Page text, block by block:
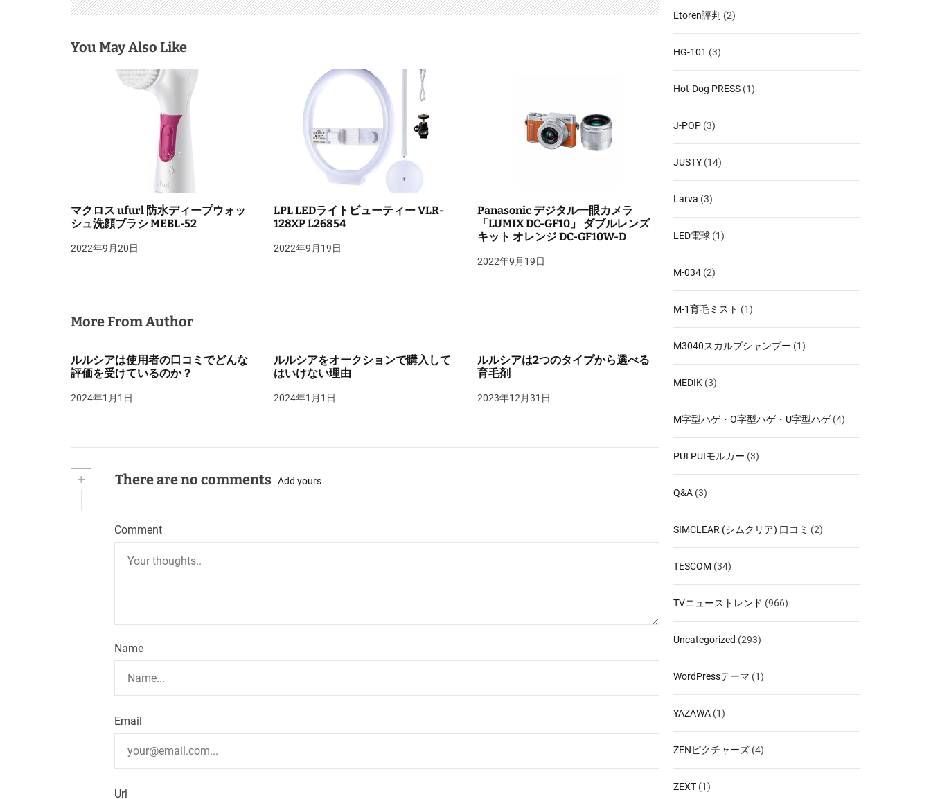
ン
You May Also Like
マクロス ufurl 防水ディープウォッ
シュ洗顔ブラシ MEBL-52
2022年9月20日
LPL LEDライトビューティー VLR-
128XP L26854
2022年9月19日
Panasonic デジタル一眼カメラ
「LUMIX DC-GF10」 ダブルレンズ
キット オレンジ DC-GF10W-D
2022年9月19日
More From Author
ルルシアは使用者の口コミでどんな
評価を受けているのか？
2024年1月1日
ルルシアをオークションで購入して
はいけない理由
2024年1月1日
ルルシアは2つのタイプから選べる
育毛剤
2023年12月31日
+ There are no comments Add yours
Comment
Name
Email
Url
Etoren評判 (2)
HG-101 (3)
Hot-Dog PRESS (1)
J-POP (3)
JUSTY (14)
Larva (3)
LED電球 (1)
M-034 (2)
M-1育毛ミスト (1)
M3040スカルプシャンプー (1)
MEDIK (3)
M字型ハゲ・O字型ハゲ・U字型ハゲ(4)
PUI PUIモルカー (3)
Q&A (3)
SIMCLEAR (シムクリア) 口コミ (2)
TESCOM (34)
TVニューストレンド (966)
Uncategorized (293)
WordPressテーマ (1)
YAZAWA (1)
ZENピクチャーズ (4)
ZEXT (1)